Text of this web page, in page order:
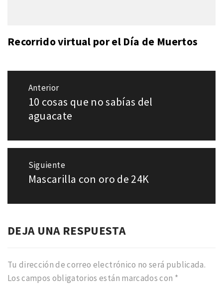
Recorrido virtual por el Día de Muertos
Navegación
entradas
Anterior
Entrada
anterior:
10 cosas que no sabías del
aguacate
Siguiente
Entrada
Mascarilla con oro de 24K
DEJA UNA RESPUESTA
Tu dirección de correo electrónico no será publicada.
Los campos obligatorios están marcados con *